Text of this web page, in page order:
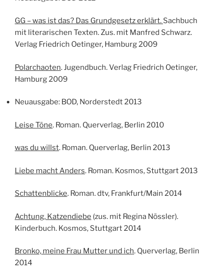
GG – was ist das? Das Grundgesetz erklärt. Sachbuch
mit literarischen Texten. Zus. mit Manfred Schwarz.
Verlag Friedrich Oetinger, Hamburg 2009
Polarchaoten. Jugendbuch. Verlag Friedrich Oetinger,
Hamburg 2009
Neuausgabe: BOD, Norderstedt 2013
Leise Töne. Roman. Querverlag, Berlin 2010
was du willst. Roman. Querverlag, Berlin 2013
Liebe macht Anders. Roman. Kosmos, Stuttgart 2013
Schattenblicke. Roman. dtv, Frankfurt/Main 2014
Achtung, Katzendiebe (zus. mit Regina Nössler).
Kinderbuch. Kosmos, Stuttgart 2014
Bronko, meine Frau Mutter und ich. Querverlag, Berlin
2014